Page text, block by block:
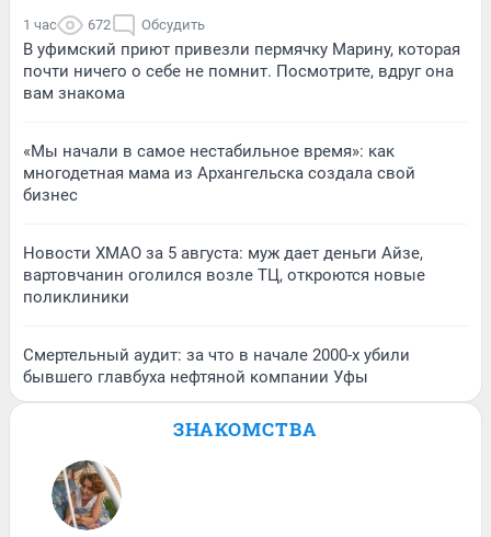
1 час 672 Обсудить
В уфимский приют привезли пермячку Марину, которая
почти ничего о себе не помнит. Посмотрите, вдруг она
вам знакома
«Мы начали в самое нестабильное время»: как
многодетная мама из Архангельска создала свой
бизнес
Новости ХМАО за 5 августа: муж дает деньги Айзе,
вартовчанин оголился возле ТЦ, откроются новые
поликлиники
Смертельный аудит: за что в начале 2000-х убили
бывшего главбуха нефтяной компании Уфы
ЗНАКОМСТВА